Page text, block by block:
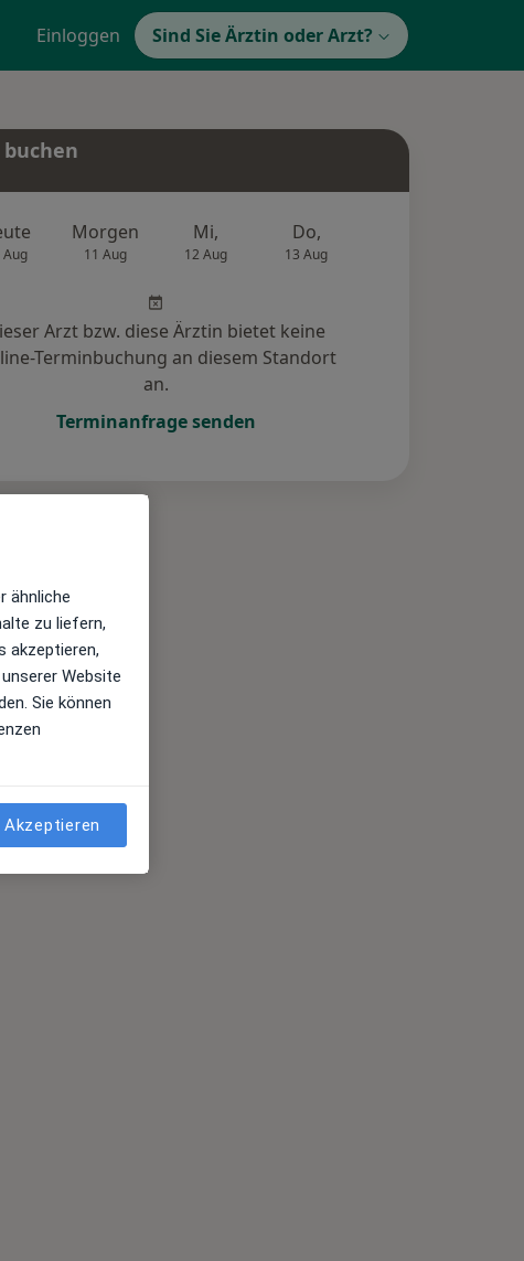
Einloggen Sind Sie Ärztin oder Arzt?
Aug
Morgen
11 Aug
Mi,
12 Aug
Do,
13 Aug
Arzt bzw. diese Ärztin bietet keine
Terminbuchung an diesem Standort
an.
Terminanfrage senden
ähnliche
zu liefern,
akzeptieren,
Website
Sie können
Akzeptieren